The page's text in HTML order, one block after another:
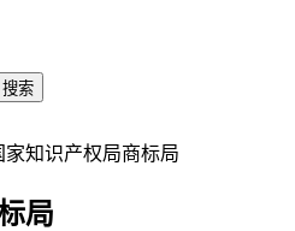
搜索
家知识产权局商标局
局